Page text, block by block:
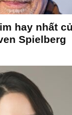
hay nhất
Spielberg